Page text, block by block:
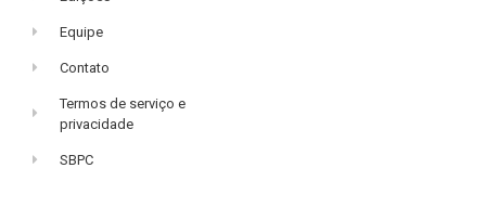
Equipe
Contato
Termos de serviço e
privacidade
SBPC